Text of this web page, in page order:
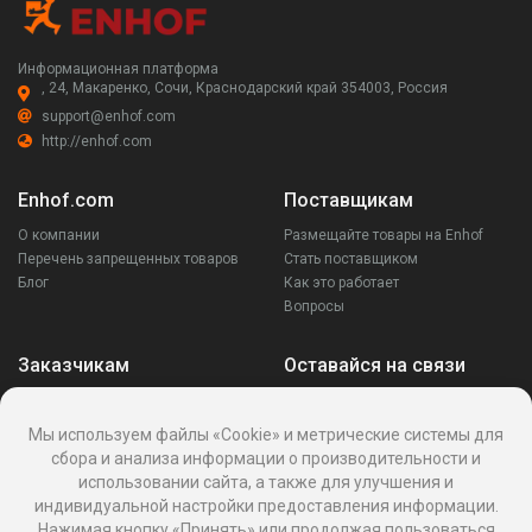
Информационная платформа
, 24, Макаренко, Сочи, Краснодарский край 354003, Россия
support@enhof.com
http://enhof.com
Enhof.com
О компании
Перечень запрещенных товаров
Блог
Поставщикам
Размещайте товары на Enhof
Стать поставщиком
Как это работает
Вопросы
Заказчикам
Написать поставщику
Реквизиты
Оставайся на связи
Мы используем файлы «Cookie» и метрические системы для
сбора и анализа информации о производительности и
использовании сайта, а также для улучшения и
индивидуальной настройки предоставления информации.